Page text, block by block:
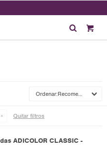
Recomendados
Quitar filtros
ADICOLOR CLASSIC -